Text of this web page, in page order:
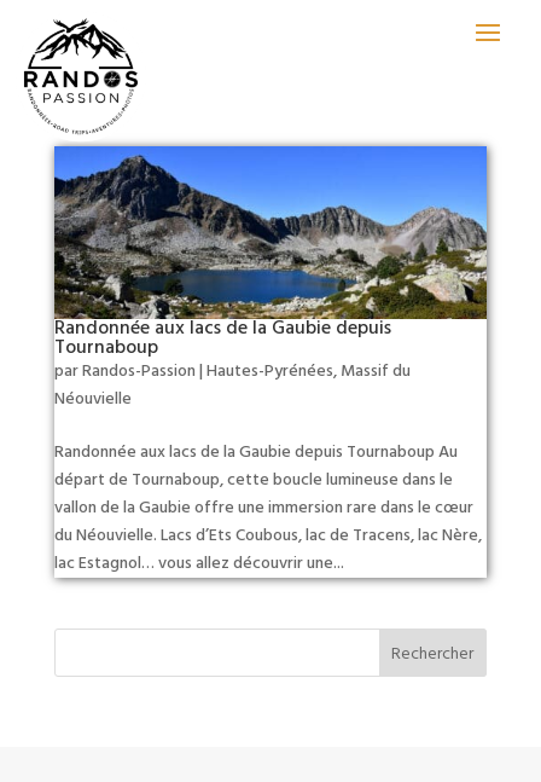
Randonnée aux lacs de la Gaubie depuis
Tournaboup
parRandos-Passion | Hautes-Pyrénées, Massif du
Néouvielle
Randonnée aux lacs de la Gaubie depuis Tournaboup Au
départ de Tournaboup, cette boucle lumineuse dans le
vallon de la Gaubie offre une immersion rare dans le cœur
du Néouvielle. Lacs d’Ets Coubous, lac de Tracens, lac Nère,
lac Estagnol… vous allez découvrir une...
Rechercher